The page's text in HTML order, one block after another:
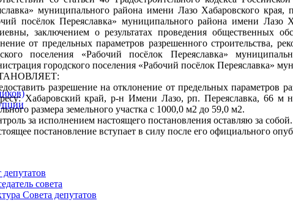
муниципального района имени Лазо Хабаровского края,
посёлок Переяславка» муниципального района имени Лазо
заключением о результатах проведения общественных
от предельных параметров разрешенного строительства,
поселения «Рабочий посёлок Переяславка»
городского поселения «Рабочий посёлок Переяславка»
разрешение на отклонение от предельных параметров
Хабаровский край, р-н Имени Лазо, рп. Переяславка, 66 м
размера земельного участка с 1000,0 м2 до 59,0 м2.
за исполнением настоящего постановления оставляю за собой.
постановление вступает в силу после его официального
депутатов
совета
Совета депутатов